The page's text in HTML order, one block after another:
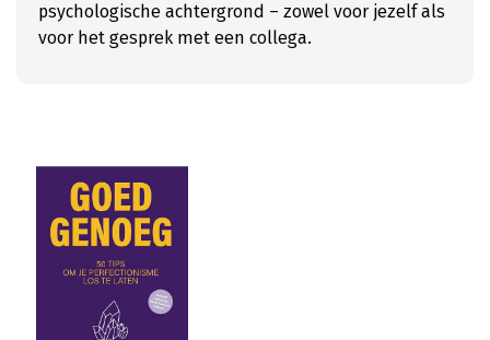
psychologische achtergrond – zowel voor jezelf als
voor het gesprek met een collega.